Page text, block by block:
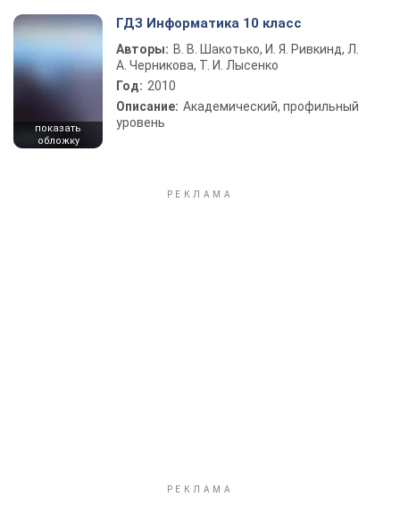
показать
обложку
ГДЗ Информатика 10 класс
Авторы: В. В. Шакотько, И. Я. Ривкинд, Л.
А. Черникова, Т. И. Лысенко
Год: 2010
Описание: Академический, профильный
уровень